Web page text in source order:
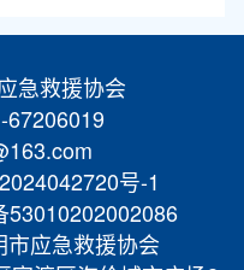
急救援协会
67206019
号-1
53010202002086
应急救援协会